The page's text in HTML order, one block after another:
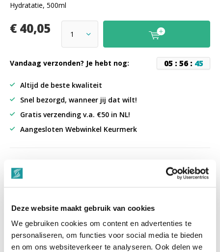
Deze website maakt gebruik van cookies
We gebruiken cookies om content en advertenties te
personaliseren, om functies voor social media te bieden
en om ons websiteverkeer te analyseren. Ook delen we
Hydratatie, 500ml
€ 40,05
Vandaag verzonden? Je hebt nog: 05 : 56: 44
Altijd de beste kwaliteit
Snel bezorgd, wanneer jij dat wilt!
Gratis verzending v.a. €50 in NL!
Aangesloten Webwinkel Keurmerk
uit 3000+ reviews
““Snelle levering , alles compleet, goed verpakt.””